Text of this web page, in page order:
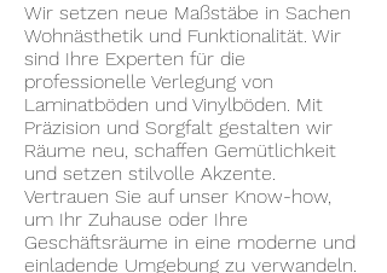
Wir setzen neue Maßstäbe in Sachen
Wohnästhetik und Funktionalität. Wir
sind Ihre Experten für die
professionelle Verlegung von
Laminatböden und Vinylböden. Mit
Präzision und Sorgfalt gestalten wir
Räume neu, schaffen Gemütlichkeit
und setzen stilvolle Akzente.
Vertrauen Sie auf unser Know-how,
um Ihr Zuhause oder Ihre
Geschäftsräume in eine moderne und
einladende Umgebung zu verwandeln.